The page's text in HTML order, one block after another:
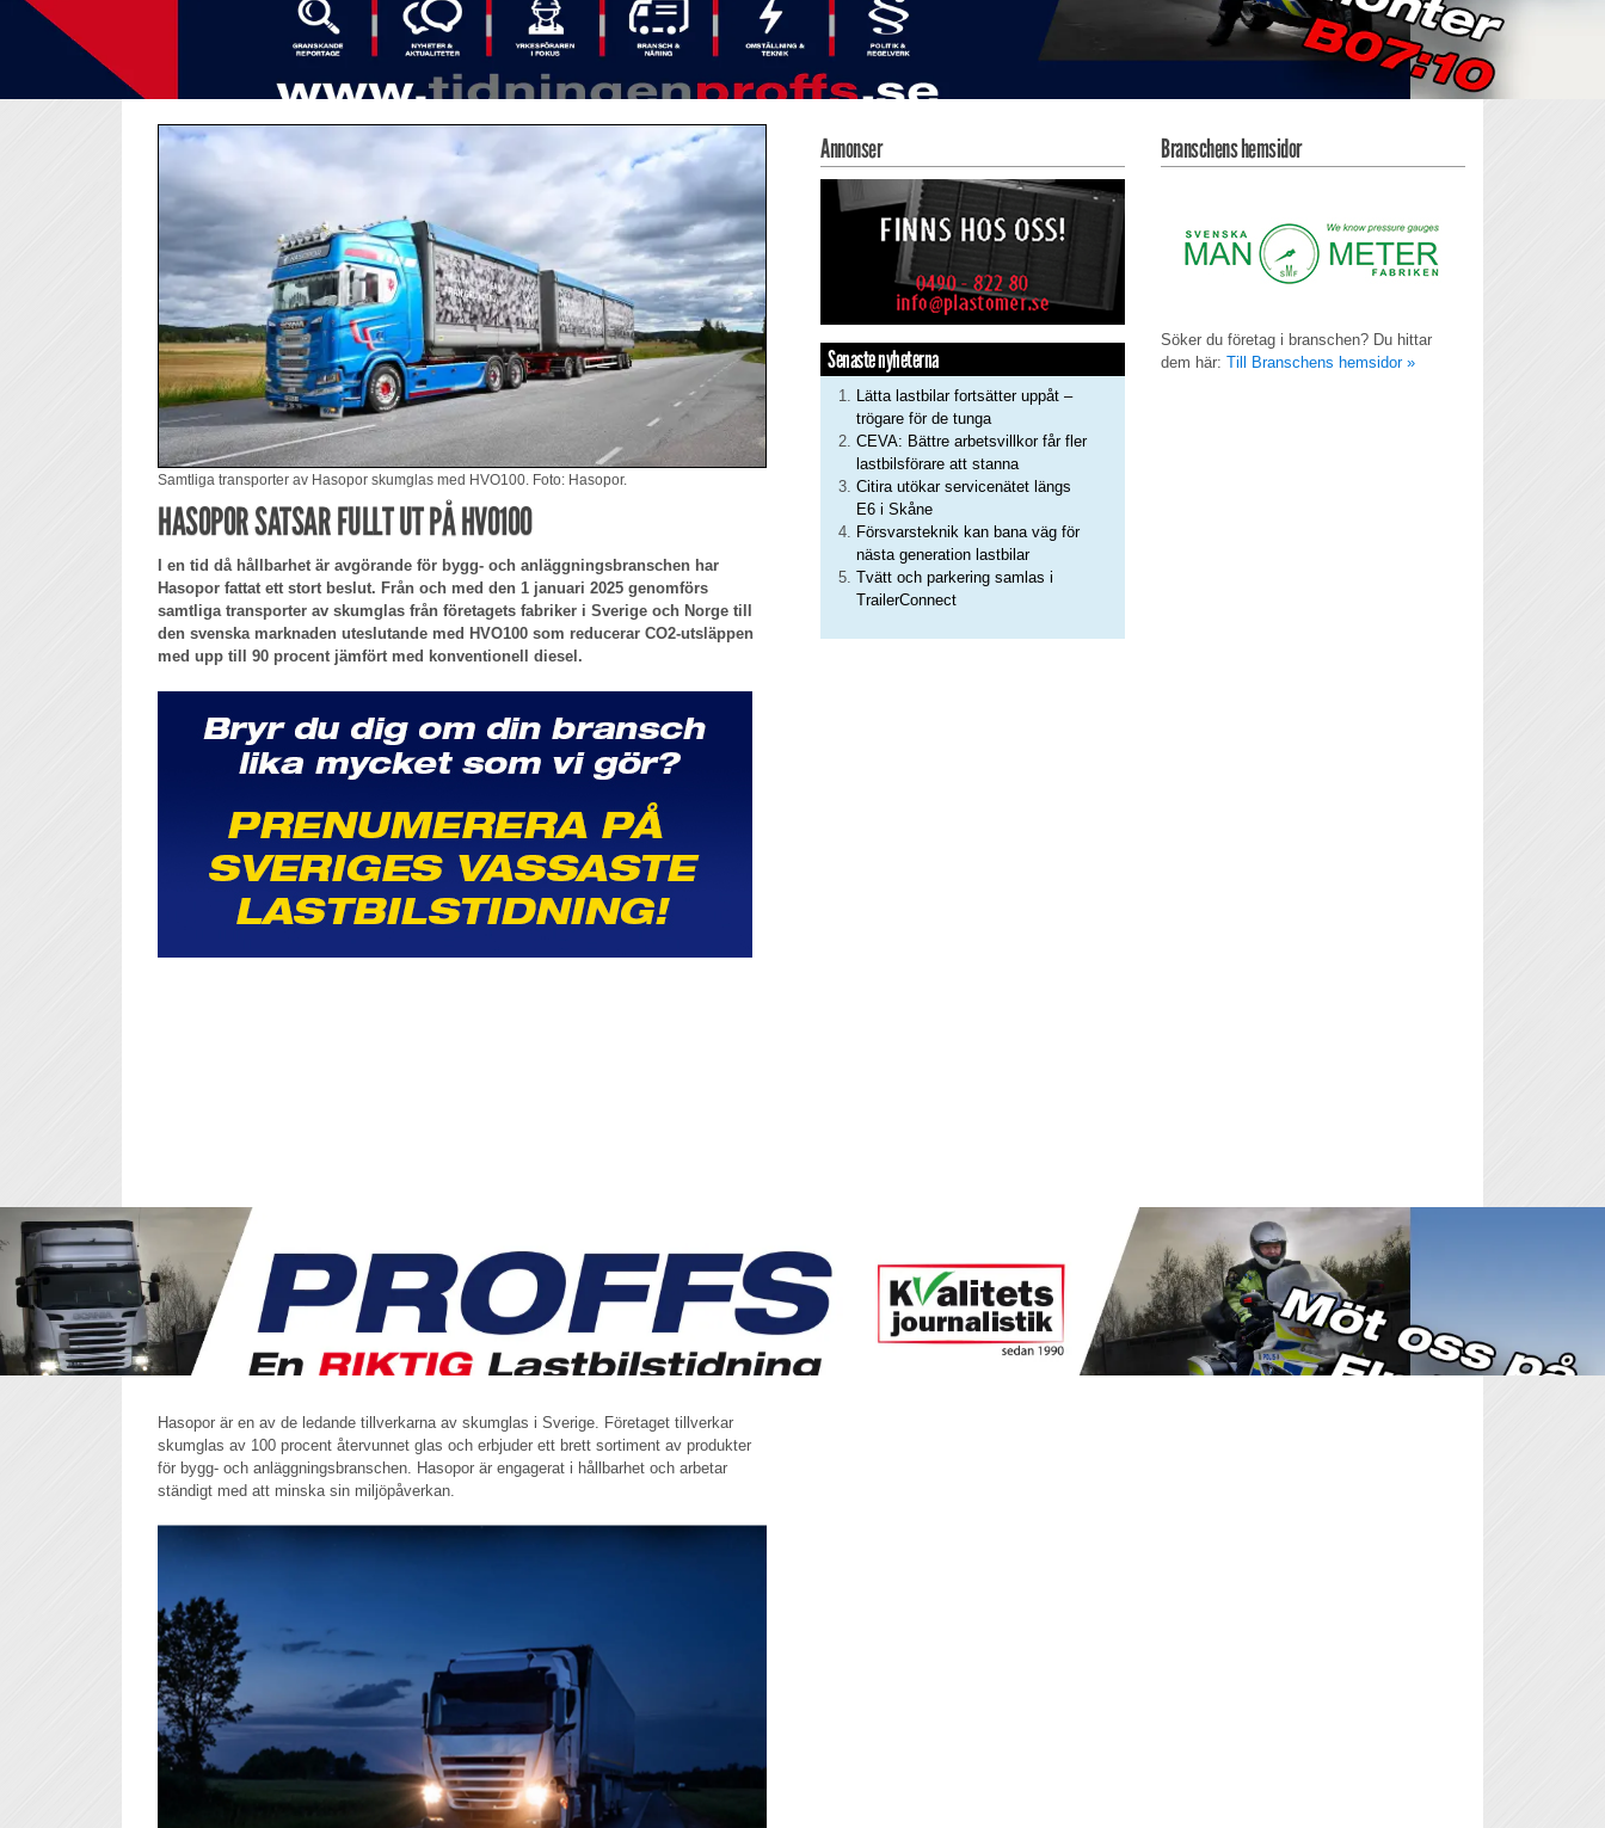
Samtliga transporter av Hasopor skumglas med HVO100. Foto: Hasopor.
HASOPOR SATSAR FULLT UT PÅ HVO100
I en tid då hållbarhet är avgörande för bygg- och anläggningsbranschen har
Hasopor fattat ett stort beslut. Från och med den 1 januari 2025 genomförs
samtliga transporter av skumglas från företagets fabriker i Sverige och Norge till
den svenska marknaden uteslutande med HVO100 som reducerar CO2-utsläppen
med upp till 90 procent jämfört med konventionell diesel.
Hasopor är en av de ledande tillverkarna av skumglas i Sverige. Företaget tillverkar
skumglas av 100 procent återvunnet glas och erbjuder ett brett sortiment av produkter
för bygg- och anläggningsbranschen. Hasopor är engagerat i hållbarhet och arbetar
ständigt med att minska sin miljöpåverkan.
Annonser
Senaste nyheterna
Lätta lastbilar fortsätter uppåt –
trögare för de tunga
CEVA: Bättre arbetsvillkor får fler
lastbilsförare att stanna
Citira utökar servicenätet längs
E6 i Skåne
Försvarsteknik kan bana väg för
nästa generation lastbilar
Tvätt och parkering samlas i
TrailerConnect
Branschens hemsidor
Söker du företag i branschen? Du hittar
dem här: Till Branschens hemsidor »